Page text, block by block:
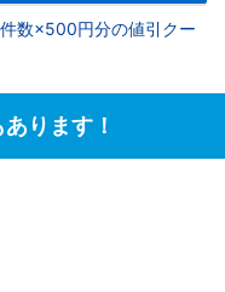
数×500円分の値引クー
ります！